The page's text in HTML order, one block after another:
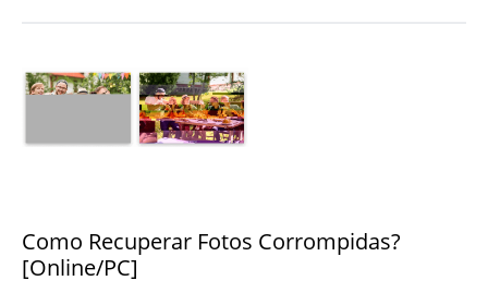
Como Recuperar Fotos Corrompidas?
[Online/PC]